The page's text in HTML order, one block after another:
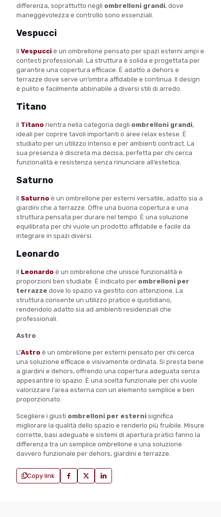
differenza, soprattutto negli ombrelloni grandi, dove
maneggevolezza e controllo sono essenziali.
Vespucci
Il Vespucci è un ombrellone pensato per spazi esterni ampi e
contesti professionali. La struttura è solida e progettata per
garantire una copertura efficace. È adatto a dehors e
terrazze dove serve un’ombra affidabile e continua. Il design
è pulito e facilmente abbinabile a diversi stili di arredo.
Titano
Il Titano rientra nella categoria degli ombrelloni grandi,
ideali per coprire tavoli importanti o aree relax estese. È
studiato per un utilizzo intenso e per ambienti contract. La
sua presenza è discreta ma decisa, perfetta per chi cerca
funzionalità e resistenza senza rinunciare all’estetica.
Saturno
Il Saturno è un ombrellone per esterni versatile, adatto sia a
giardini che a terrazze. Offre una buona copertura e una
struttura pensata per durare nel tempo. È una soluzione
equilibrata per chi vuole un prodotto affidabile e facile da
integrare in spazi diversi.
Leonardo
Il Leonardo è un ombrellone che unisce funzionalità e
proporzioni ben studiate. È indicato per ombrelloni per
terrazze dove lo spazio va gestito con attenzione. La
struttura consente un utilizzo pratico e quotidiano,
rendendolo adatto sia ad ambienti residenziali che
professionali.
Astro
L’Astro è un ombrellone per esterni pensato per chi cerca
una soluzione efficace e visivamente ordinata. Si presta bene
a giardini e dehors, offrendo una copertura adeguata senza
appesantire lo spazio. È una scelta funzionale per chi vuole
valorizzare l’area esterna con un elemento semplice e ben
proporzionato.
Scegliere i giusti ombrelloni per esterni significa
migliorare la qualità dello spazio e renderlo più fruibile. Misure
corrette, basi adeguate e sistemi di apertura pratici fanno la
differenza tra un semplice ombrellone e una soluzione
davvero funzionale per dehors, giardini e terrazze.
Copy link